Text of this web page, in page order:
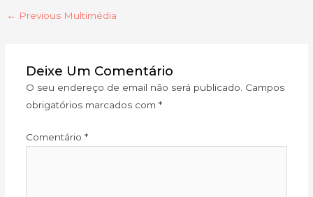
← Previous Multimédia
Deixe Um Comentário
O seu endereço de email não será publicado. Campos
obrigatórios marcados com *
Comentário *